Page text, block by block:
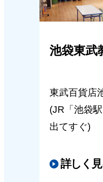
【保護者
開智の教
2026年07
2026年
秋期講
【近鉄あ
キッズパル
【千葉そ
キッズパル
池袋東武
東武百貨店
(JR「池袋
出てすぐ)
詳しく